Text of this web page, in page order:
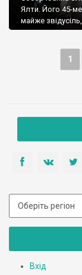
Ялти. Його 45-
майже
1
Вхід